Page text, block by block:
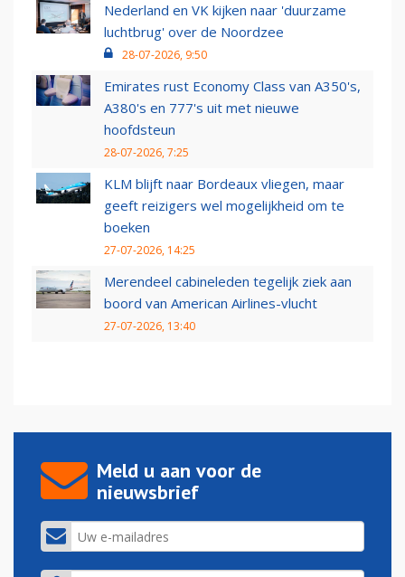
Nederland en VK kijken naar 'duurzame
luchtbrug' over de Noordzee
28-07-2026, 9:50
Emirates rust Economy Class van A350's,
A380's en 777's uit met nieuwe
hoofdsteun
28-07-2026, 7:25
KLM blijft naar Bordeaux vliegen, maar
geeft reizigers wel mogelijkheid om te
boeken
27-07-2026, 14:25
Merendeel cabineleden tegelijk ziek aan
boord van American Airlines-vlucht
27-07-2026, 13:40
Meld u aan voor de
nieuwsbrief